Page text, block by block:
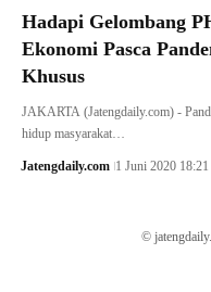
Hadapi Gelombang
Ekonomi Pasca
Khusus
JAKARTA (Jatengdaily.com) -
hidup masyarakat…
Jatengdaily.com 1 Juni 2020 18:21
©